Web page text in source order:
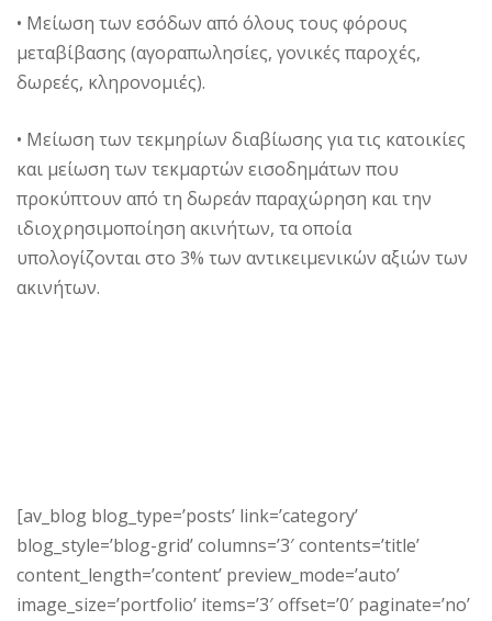
• Mείωση των εσόδων από όλους τους φόρους
μεταβίβασης (αγοραπωλησίες, γονικές παροχές,
δωρεές, κληρονομιές).
• Mείωση των τεκμηρίων διαβίωσης για τις κατοικίες
και μείωση των τεκμαρτών εισοδημάτων που
προκύπτουν από τη δωρεάν παραχώρηση και την
ιδιοχρησιμοποίηση ακινήτων, τα οποία
υπολογίζονται στο 3% των αντικειμενικών αξιών των
ακινήτων.
[av_blog blog_type=’posts’ link=’category’
blog_style=’blog-grid’ columns=’3′ contents=’title’
content_length=’content’ preview_mode=’auto’
image_size=’portfolio’ items=’3′ offset=’0′ paginate=’no’